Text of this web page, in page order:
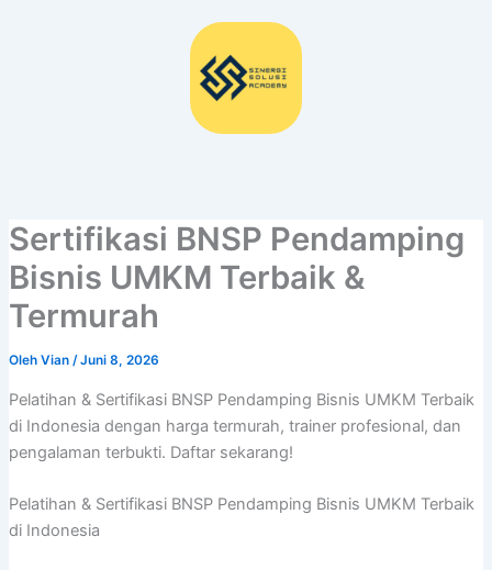
Sertifikasi BNSP Pendamping
Bisnis UMKM Terbaik &
Termurah
Oleh Vian /Juni 8, 2026
Pelatihan & Sertifikasi BNSP Pendamping Bisnis UMKM Terbaik
di Indonesia dengan harga termurah, trainer profesional, dan
pengalaman terbukti. Daftar sekarang!
Pelatihan & Sertifikasi BNSP Pendamping Bisnis UMKM Terbaik
di Indonesia